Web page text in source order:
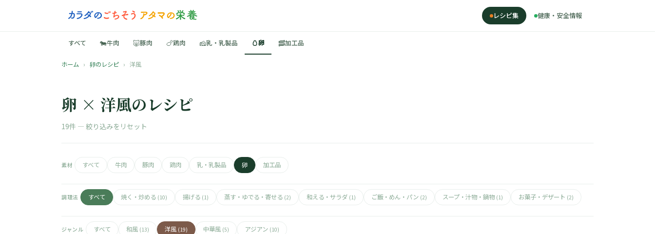
レシピ集 健康・安全情報
すべて 🐄牛肉 🐷豚肉 🍗鶏肉 🧀乳・乳製品 🥚卵 🥓加工品
ホーム › 卵のレシピ › 洋風
卵 × 洋風のレシピ
19件 — 絞り込みをリセット
素材 すべて 牛肉 豚肉 鶏肉 乳・乳製品 卵 加工品
調理法 すべて 焼く・炒める (10) 揚げる (1) 蒸す・ゆでる・寄せる (2) 和える・サラダ (1) ご飯・めん・パン (2) スープ・汁物・鍋物 (1) お菓子・デザート (2)
ジャンル すべて 和風 (13) 洋風 (19) 中華風 (5) アジアン (10)